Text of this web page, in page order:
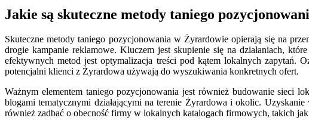
Jakie są skuteczne metody taniego
Skuteczne metody taniego pozycjonowania w Żyrardowie opierają się na
drogie kampanie reklamowe. Kluczem jest skupienie się na działaniach,
efektywnych metod jest optymalizacja treści pod kątem lokalnych zapytań.
potencjalni klienci z Żyrardowa używają do wyszukiwania konkretnych ofert.
Ważnym elementem taniego pozycjonowania jest również budowanie
blogami tematycznymi działającymi na terenie Żyrardowa i okolic.
również zadbać o obecność firmy w lokalnych katalogach firmowych, takich